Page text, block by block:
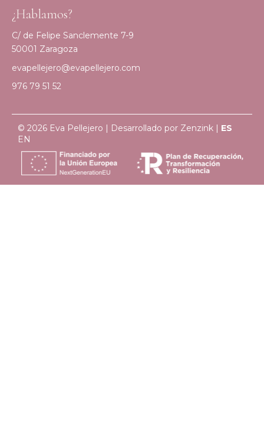
¿Hablamos?
C/ de Felipe Sanclemente 7-9
50001 Zaragoza
evapellejero@evapellejero.com
976 79 51 52
© 2026 Eva Pellejero | Desarrollado por Zenzink | ES
EN